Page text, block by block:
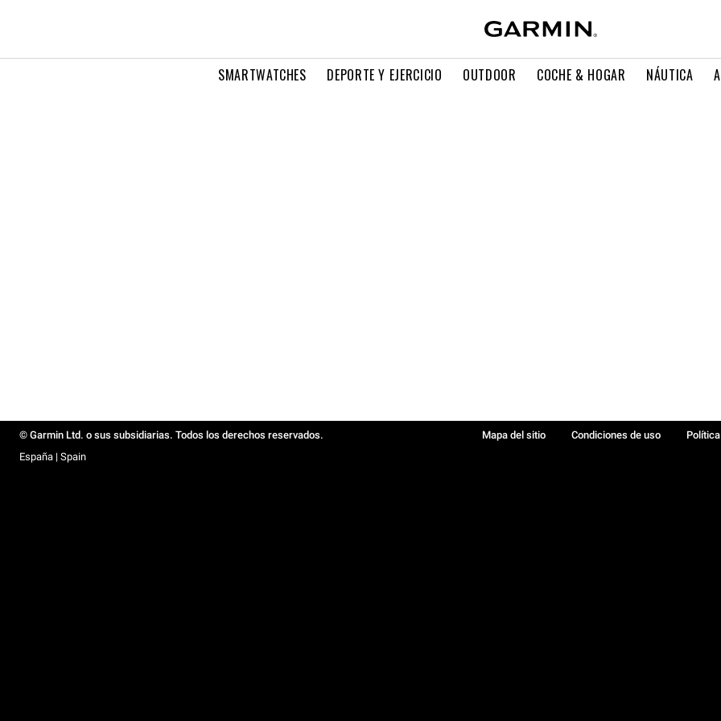
SMARTWATCHES DEPORTE Y EJERCICIO OUTDOOR COCHE & HOGAR NÁUTICA
© Garmin Ltd. o sus subsidiarias. Todos los derechos reservados. Mapa del sitio Condiciones de uso
España | Spain